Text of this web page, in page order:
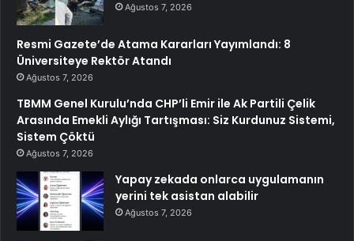
Ağustos 7, 2026
Resmi Gazete’de Atama Kararları Yayımlandı: 8
Üniversiteye Rektör Atandı
Ağustos 7, 2026
TBMM Genel Kurulu’nda CHP’li Emir ile Ak Partili Çelik
Arasında Emekli Aylığı Tartışması: Siz Kurdunuz Sistemi,
Sistem Çöktü
Ağustos 7, 2026
Yapay zekada onlarca uygulamanın
yerini tek asistan alabilir
Ağustos 7, 2026